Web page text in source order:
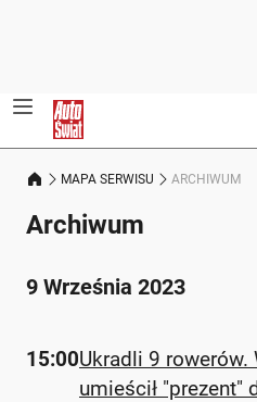
MAPA SERWISU ARCHIWUM
Archiwum
9 Września 2023
15:00Ukradli 9 rowerów.
umieścił "prezent"